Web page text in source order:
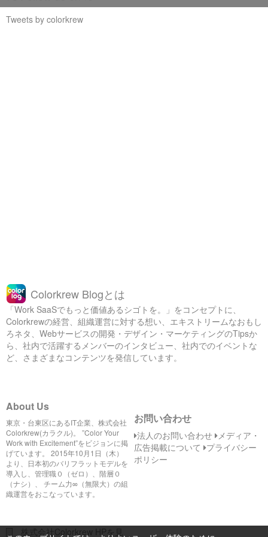
Tweets by colorkrew
Colorkrew Blogとは
「Work SaaSでもっと価値あるシゴトを。」をコンセプトに、
Colorkrewの経営、組織運営に対する想い、エキストリームなおもし
ろネタ、Webサービスの開発・デザイン・マーケティングのTipsか
ら、社内で活躍するメンバーのインタビュー、社内でのイベントな
ど、さまざまなコンテンツを発信しています。
About Us
東京・台東区にあるIT企業、株式会社
Colorkrew(カラクル)。 ”Color Your
Work with Excitement”をビジョンに掲
げています。 2015年10月1日（木）
より、日本初のバリフラットモデルを
導入し、管理職０（ゼロ）、階層０
（ナシ）、 チーム力∞（無限大）の組
織運営をおこなっています。
株式会社Colorkrew HPを見
お問い合わせ
法人のお問い合わせ メディア・
広告掲載について プライバシー
ポリシー